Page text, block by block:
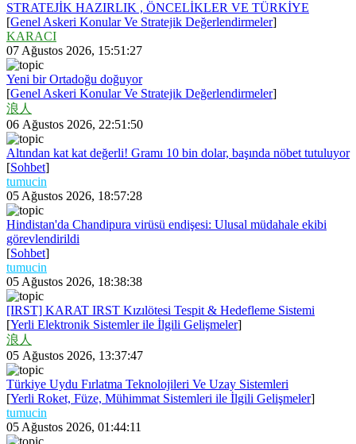
STRATEJİK HAZIRLIK , ÖNCELİKLER VE TÜRKİYE
[Genel Askeri Konular Ve Stratejik Değerlendirmeler]
KARACI
07 Ağustos 2026, 15:51:27
Yeni bir Ortadoğu doğuyor
[Genel Askeri Konular Ve Stratejik Değerlendirmeler]
浪人
06 Ağustos 2026, 22:51:50
Altından kat kat değerli! Gramı 10 bin dolar, başında nöbet tutuluyor
[Sohbet]
tumucin
05 Ağustos 2026, 18:57:28
Hindistan'da Chandipura virüsü endişesi: Ulusal müdahale ekibi
görevlendirildi
[Sohbet]
tumucin
05 Ağustos 2026, 18:38:38
[IRST] KARAT IRST Kızılötesi Tespit & Hedefleme Sistemi
[Yerli Elektronik Sistemler ile İlgili Gelişmeler]
浪人
05 Ağustos 2026, 13:37:47
Türkiye Uydu Fırlatma Teknolojileri Ve Uzay Sistemleri
[Yerli Roket, Füze, Mühimmat Sistemleri ile İlgili Gelişmeler]
tumucin
05 Ağustos 2026, 01:44:11